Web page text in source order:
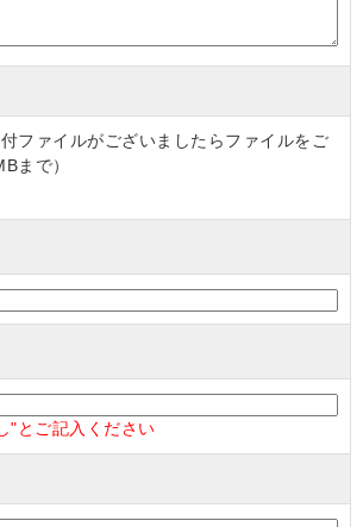
ファイルがございましたらファイルをご
まで）
"とご記入ください